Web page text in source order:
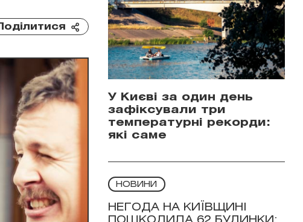
Поділитися
У Києві за один день
зафіксували три
температурні рекорди:
які саме
НОВИНИ
НЕГОДА НА КИЇВЩИНІ